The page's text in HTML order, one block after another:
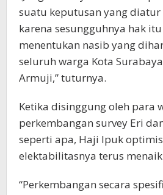
suatu keputusan yang
karena sesungguhnya hak
menentukan nasib yang
seluruh warga Kota
Armuji,” tuturnya.
Ketika disinggung oleh para
perkembangan survey Eri
seperti apa, Haji Ipuk
elektabilitasnya terus
“Perkembangan secara